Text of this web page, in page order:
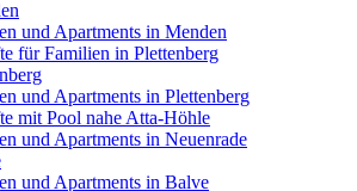
und Apartments in Menden
für Familien in Plettenberg
und Apartments in Plettenberg
mit Pool nahe Atta-Höhle
und Apartments in Neuenrade
und Apartments in Balve